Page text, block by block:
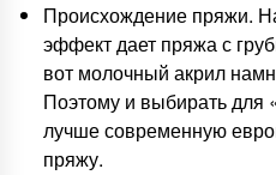
Происхождение пряжи.
эффект дает пряжа с
вот молочный акрил
Поэтому и выбирать для
лучше современную
пряжу.